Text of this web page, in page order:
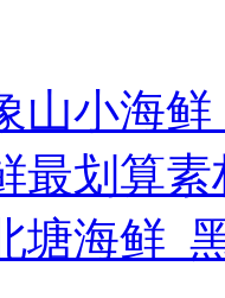
山小海
最划算素
塘海鲜_